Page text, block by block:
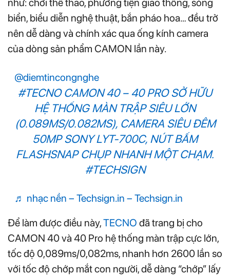
như: chơi thể thao, phương tiện giao thông, sóng
biển, biểu diễn nghệ thuật, bắn pháo hoa… đều trở
nên dễ dàng và chính xác qua ống kính camera
của dòng sản phẩm CAMON lần này.
@diemtincongnghe
#TECNOCAMON 40 – 40 PRO SỞ HỮU
HỆ THỐNG MÀN TRẬP SIÊU LỚN
(0.089MS/0.082MS), CAMERA SIÊU ĐÊM
50MP SONY LYT-700C, NÚT BẤM
FLASHSNAP CHỤP NHANH MỘT CHẠM.
#TECHSIGN
♬ nhạc nền – Techsign.in – Techsign.in
Để làm được điều này,TECNO đã trang bị cho
CAMON 40 và 40 Pro hệ thống màn trập cực lớn,
tốc độ 0,089ms/0,082ms, nhanh hơn 2600 lần so
với tốc độ chớp mắt con người, dễ dàng “chớp” lấy